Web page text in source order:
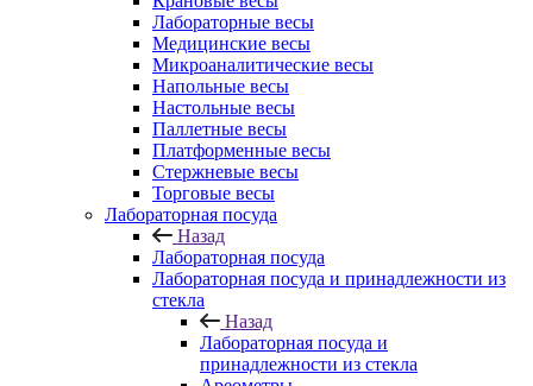
Лабораторные весы
Медицинские весы
Микроаналитические весы
Напольные весы
Настольные весы
Паллетные весы
Платформенные весы
Стержневые весы
Торговые весы
Лабораторная посуда
Назад
Лабораторная посуда
Лабораторная посуда и принадлежности из
стекла
Назад
Лабораторная посуда и
принадлежности из стекла